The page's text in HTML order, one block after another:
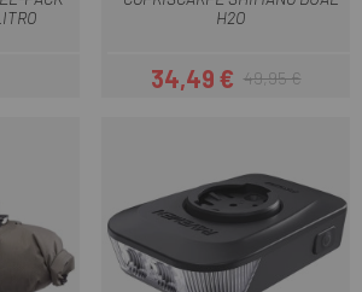
H2O
Prezzo
34,49 €Prezzo base
49,95 €